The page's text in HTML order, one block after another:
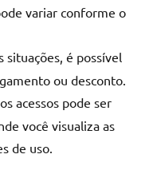
variar conforme o
situações, é possível
ou desconto.
acessos pode ser
você visualiza as
de uso.